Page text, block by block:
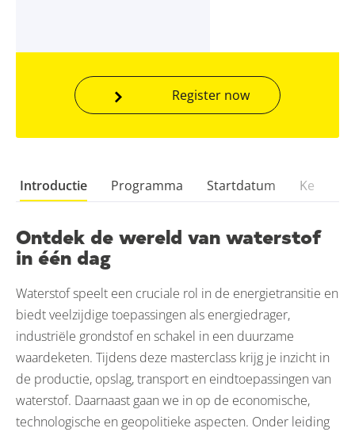
Register now
Introductie Programma Startdatum
Ontdek de wereld van waterstof
in één dag
Waterstof speelt een cruciale rol in de energietransitie en
biedt veelzijdige toepassingen als energiedrager,
industriële grondstof en schakel in een duurzame
waardeketen. Tijdens deze masterclass krijg je inzicht in
de productie, opslag, transport en eindtoepassingen van
waterstof. Daarnaast gaan we in op de economische,
technologische en geopolitieke aspecten. Onder leiding